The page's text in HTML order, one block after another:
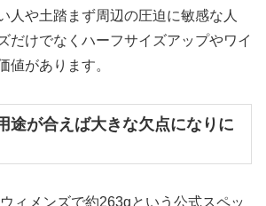
人や土踏まず周辺の圧迫に敏感な人
だけでなくハーフサイズアップやワイ
値があります。
途が合えば大きな欠点になりに
ィメンズで約263gという公式スペッ